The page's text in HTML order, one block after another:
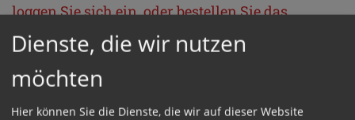
loggen Sie sich ein, oder bestellen Sie das
Produkt
Kathpress_online
GESCHÜTZTER BEREICH
Dienste, die wir nutzen
möchten
Hier können Sie die Dienste, die wir auf dieser Website